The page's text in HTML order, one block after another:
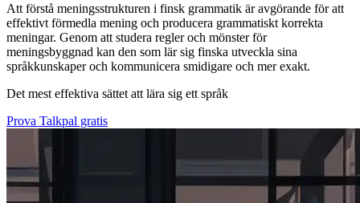
Att förstå meningsstrukturen i finsk grammatik är avgörande för att
effektivt förmedla mening och producera grammatiskt korrekta
meningar. Genom att studera regler och mönster för
meningsbyggnad kan den som lär sig finska utveckla sina
språkkunskaper och kommunicera smidigare och mer exakt.
Det mest effektiva sättet att lära sig ett språk
Prova Talkpal gratis